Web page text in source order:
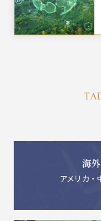
海
アメリカ・